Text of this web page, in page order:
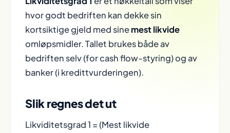
hvor godt bedriften kan dekke sin
kortsiktige gjeld med sinemest likvide
omløpsmidler. Tallet brukes både av
bedriften selv (for cash flow-styring) og av
banker (i kredittvurderingen).
Slik regnes det ut
Likviditetsgrad 1 = (Mest likvide